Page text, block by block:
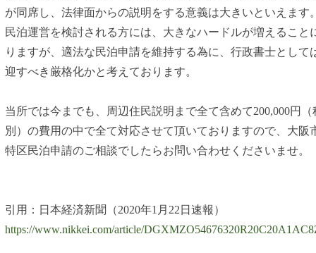
が同席し、法律面からの説明をする意義は大きいといえます
民泊運営を検討される方には、大きなハードルが増えること
りますが、適法な民泊申請を維持する為に、行政書士として
迎すべき厳格化かと考えております。
当所では今までも、周辺住民説明まで全て含めて200,000円（
別）の費用の中で全て対応させて頂いておりますので、大阪
特区民泊申請のご相談でしたらお問い合わせくださいませ。
引用：日本経済新聞（2020年1月22日速報）
https://www.nikkei.com/article/